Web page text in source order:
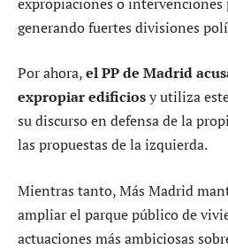
generando fuertes divisiones
Por ahora,el PP de Madrid
expropiar edificiosy utiliza
su discurso en defensa de la
las propuestas de la izquierda.
Mientras tanto, Más Madrid
ampliar el parque público de
actuaciones más ambiciosas